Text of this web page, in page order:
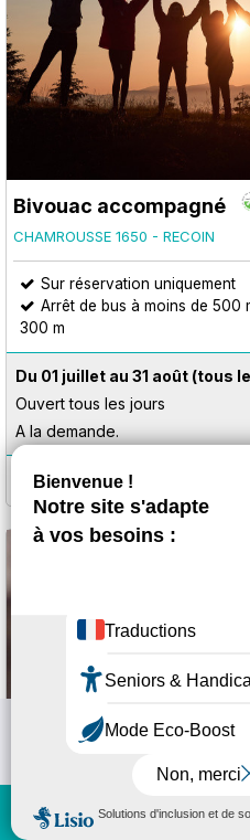
En direct
Bivouac accompagné
CHAMROUSSE 1650 - RECOIN
Sur réservation uniquement
Arrêt de bus à moins de 500
300 m
Du 01 juillet au 31 août (tous
Ouvert tous les jours
A la demande.
Chamrousse
GRATUIT - Sur Google Play